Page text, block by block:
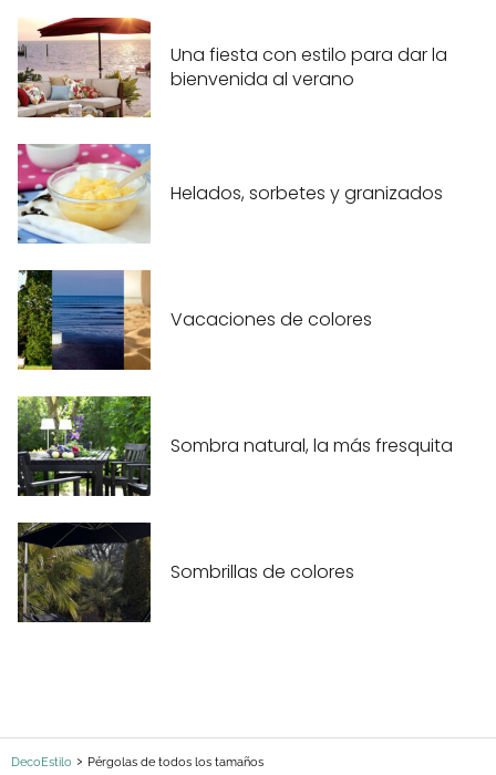
Una fiesta con estilo para dar la
bienvenida al verano
Helados, sorbetes y granizados
Vacaciones de colores
Sombra natural, la más fresquita
Sombrillas de colores
DecoEstilo Pérgolas de todos los tamaños